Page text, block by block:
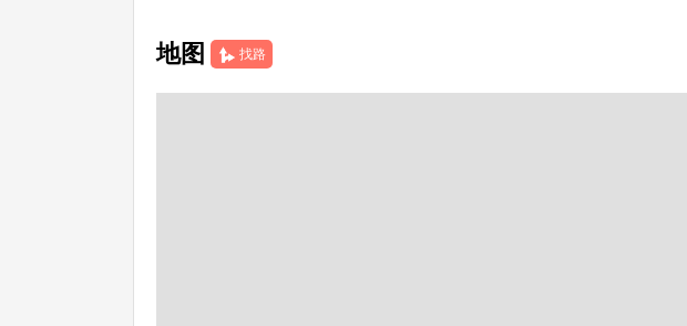
地图 找路